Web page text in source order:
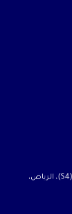
واجهة روشن، مبنى سيرفكورب (S4)، الرياض،